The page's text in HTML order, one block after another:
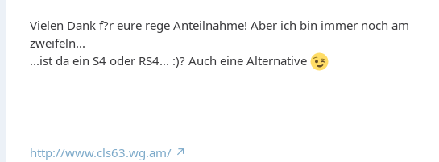
Vielen Dank f?r eure rege Anteilnahme! Aber ich bin immer noch am
zweifeln...
...ist da ein S4 oder RS4... :)? Auch eine Alternative
http://www.cls63.wg.am/